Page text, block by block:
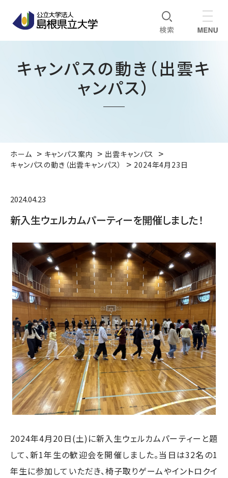
キャンパスの動き（出雲キ
ャンパス）
ホーム キャンパス案内
出雲キャンパス
キャンパスの動き（出雲キャンパス）
2024年4月23日
2024.04.23
新入生ウェルカムパーティーを開催しました！
2024年4月20日(土)に新入生ウェルカムパーティーと題
して、新1年生の歓迎会を開催しました。当日は32名の1
年生に参加していただき、椅子取りゲームやイントロクイ